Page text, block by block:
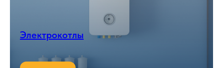
Электрокотлы